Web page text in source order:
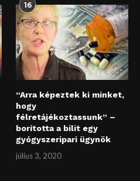
16
“Arra képeztek ki minket,
hogy
félretájékoztassunk” –
borította a bilit egy
gyógyszeripari ügynök
július 3, 2020